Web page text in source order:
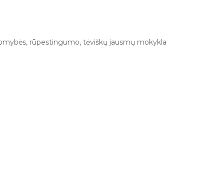
rūpestingumo, tėviškų jausmų mokykla